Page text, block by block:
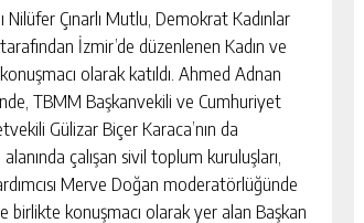
Nilüfer Çınarlı Mutlu, Demokrat Kadınlar
İzmir’de düzenlenen Kadın ve
olarak katıldı. Ahmed Adnan
TBMM Başkanvekili ve Cumhuriyet
Gülizar Biçer Karaca’nın da
çalışan sivil toplum kuruluşları,
Merve Doğan moderatörlüğünde
birlikte konuşmacı olarak yer alan Başkan